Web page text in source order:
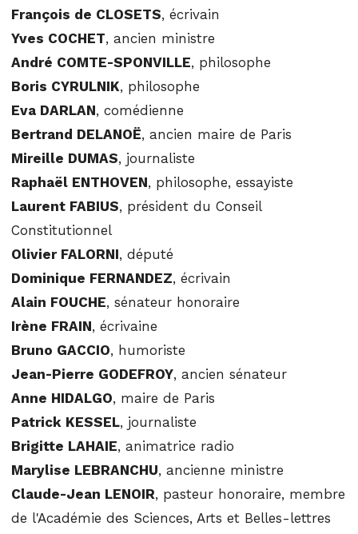
François de CLOSETS, écrivain
Yves COCHET, ancien ministre
André COMTE-SPONVILLE, philosophe
Boris CYRULNIK, philosophe
Eva DARLAN, comédienne
Bertrand DELANOË, ancien maire de Paris
Mireille DUMAS, journaliste
Raphaël ENTHOVEN, philosophe, essayiste
Laurent FABIUS, président du Conseil
Constitutionnel
Olivier FALORNI, député
Dominique FERNANDEZ, écrivain
Alain FOUCHE, sénateur honoraire
Irène FRAIN, écrivaine
Bruno GACCIO, humoriste
Jean-Pierre GODEFROY, ancien sénateur
Anne HIDALGO, maire de Paris
Patrick KESSEL, journaliste
Brigitte LAHAIE, animatrice radio
Marylise LEBRANCHU, ancienne ministre
Claude-Jean LENOIR, pasteur honoraire, membre
de l'Académie des Sciences, Arts et Belles-lettres